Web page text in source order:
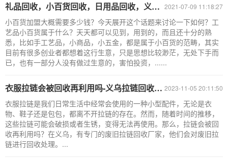
2021-07-09 11:18:27
礼品回收，小百货回收，日用品回收，义乌拉链回收市场
小百货加盟大概需要多少钱？今天展开这个话题来讨论一下如何？工
艺品小百货属于什么？天天都可以见到，用到的，而且还十分的熟
悉，比如手工艺品，小商品，小五金，都是属于小百货的范畴，其实
目前有很多创业者都想着这行生意，只是思想比较渺茫，无处下手而
已，也有一部分人没有做过生意的，害怕投资，......
2023-11-05 20:11:50
衣服拉链会被回收再利用吗-义乌拉链回收厂家市场行情
衣服拉链是我们日常生活中经常会使用的一种小型配件，无论是衣
物、鞋子还是包包，都离不开拉链的存在。然而，随着时间的推移，
这些拉链可能会破损或者生锈，变得无法再使用。那么，拉链会被回
收再利用吗？在义乌，有专门的废旧拉链回收厂家，他们会对废旧拉
链进行回收处理。...